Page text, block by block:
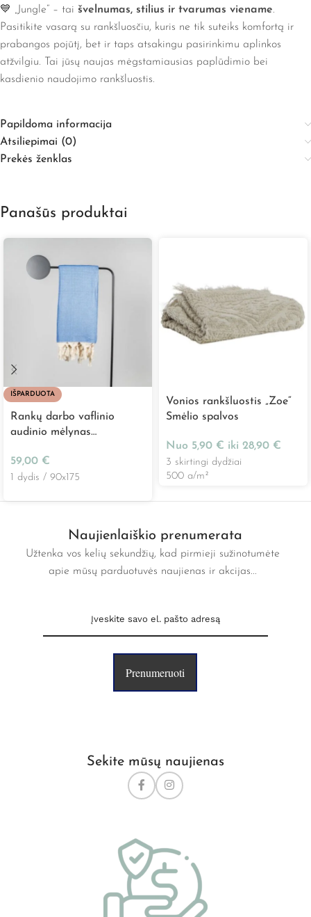
💙 „Jungle“ – tai švelnumas, stilius ir tvarumas viename.
Pasitikite vasarą su rankšluosčiu, kuris ne tik suteiks komfortą ir
prabangos pojūtį, bet ir taps atsakingu pasirinkimu aplinkos
atžvilgiu. Tai jūsų naujas mėgstamiausias paplūdimio bei
kasdienio naudojimo rankšluostis.
Papildoma informacija
Atsiliepimai (0)
Prekės ženklas
Panašūs produktai
IŠPARDUOTA
Rankų darbo vaflinio
audinio mėlynas
59,00 €
1 dydis / 90x175
Vonios rankšluostis „Zoe“
Smėlio spalvos
Nuo 5,90 € iki 28,90 €
3 skirtingi dydžiai
500 g/m²
Naujienlaiškio prenumerata
Užtenka vos kelių sekundžių, kad pirmieji sužinotumėte
apie mūsų parduotuvės naujienas ir akcijas...
Prenumeruoti
Sekite mūsų naujienas